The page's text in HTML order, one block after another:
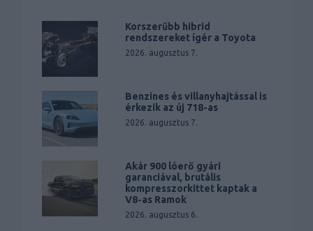
Korszerűbb hibrid
rendszereket ígér a Toyota
2026. augusztus 7.
Benzines és villanyhajtással is
érkezik az új 718-as
2026. augusztus 7.
Akár 900 lóerő gyári
garanciával, brutális
kompresszorkittet kaptak a
V8-as Ramok
2026. augusztus 6.